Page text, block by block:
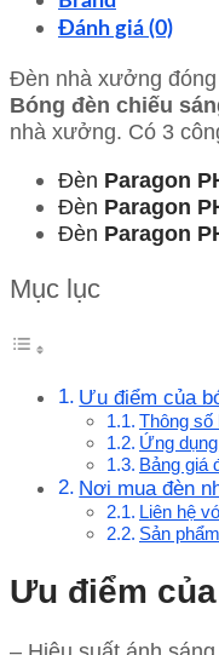
Đánh giá (0)
Đèn nhà xưởng đóng
Bóng đèn chiếu
nhà xưởng. Có 3
Đèn Paragon
Đèn Paragon
Đèn Paragon
Mục lục
Ưu điểm của
Thông số
Ứng
Bảng giá
Nơi mua đèn
Liên hệ
Sản
Ưu điểm